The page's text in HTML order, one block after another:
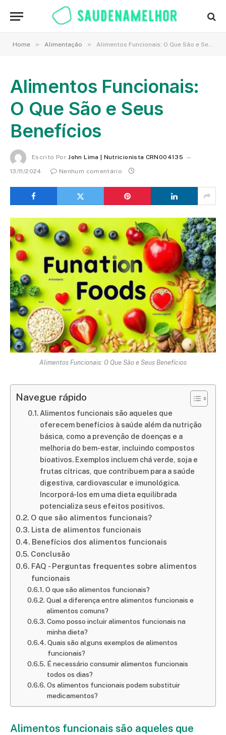
Home » Alimentação » Alimentos Funcionais: O Que São e Seus Benefícios
Alimentos Funcionais:
O Que São e Seus
Benefícios
Escrito Por John Lima | Nutricionista CRN004135
13/11/2024
Nenhum comentário
Alimentos Funcionais: O Que São e Seus Benefícios
Navegue rápido
Alimentos funcionais são aqueles que
oferecem benefícios à saúde além da nutrição
básica, como a prevenção de doenças e a
melhoria do bem-estar, incluindo compostos
bioativos. Exemplos incluem chá verde, soja e
frutas cítricas, que contribuem para a saúde
digestiva, cardiovascular e imunológica.
Incorporá-los em uma dieta equilibrada
potencializa seus efeitos positivos.
O que são alimentos funcionais?
Lista de alimentos funcionais
Benefícios dos alimentos funcionais
Conclusão
FAQ - Perguntas frequentes sobre alimentos
funcionais
O que são alimentos funcionais?
Qual a diferença entre alimentos funcionais e
alimentos comuns?
Como posso incluir alimentos funcionais na
minha dieta?
Quais são alguns exemplos de alimentos
funcionais?
É necessário consumir alimentos funcionais
todos os dias?
Os alimentos funcionais podem substituir
medicamentos?
Alimentos funcionais são aqueles que